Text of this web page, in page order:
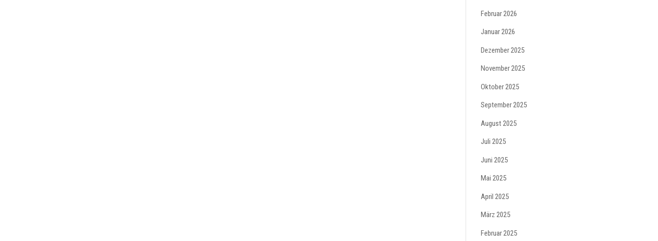
Februar 2026
Januar 2026
Dezember 2025
November 2025
Oktober 2025
September 2025
August 2025
Juli 2025
Juni 2025
Mai 2025
April 2025
März 2025
Februar 2025